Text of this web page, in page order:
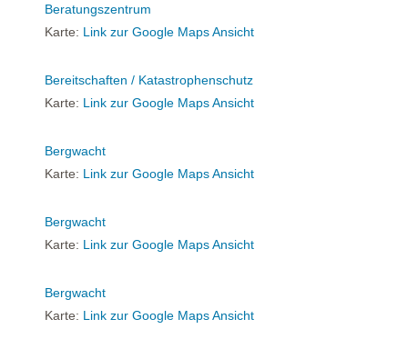
Beratungszentrum
Karte: Link zur Google Maps Ansicht
Bereitschaften / Katastrophenschutz
Karte: Link zur Google Maps Ansicht
Bergwacht
Karte: Link zur Google Maps Ansicht
Bergwacht
Karte: Link zur Google Maps Ansicht
Bergwacht
Karte: Link zur Google Maps Ansicht